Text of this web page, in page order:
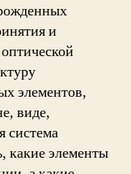
и
элементов,
виде,
система
какие элементы